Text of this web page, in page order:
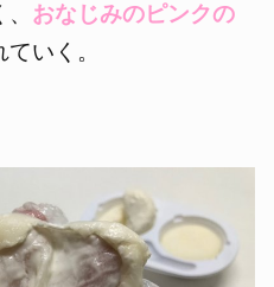
おなじみのピンクの
いく。